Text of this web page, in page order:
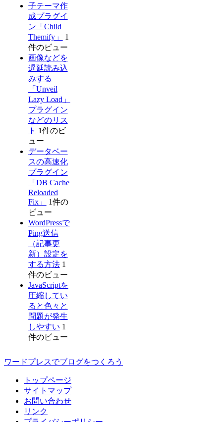
子テーマ作
成プラグイ
ン「Child
Themify」
1
件のビュー
画像などを
遅延読み込
みする
「Unveil
Lazy Load」
プラグイン
などのリス
ト 1件のビ
ュー
データベー
スの高速化
プラグイン
「DB Cache
Reloaded
Fix」
1件の
ビュー
WordPressで
Ping送信
（記事更
新）設定を
する方法 1
件のビュー
JavaScriptを
圧縮してい
ると色々と
問題が発生
しやすい 1
件のビュー
ワードプレスでブログをつくろう
トップページ
サイトマップ
お問い合わせ
リンク